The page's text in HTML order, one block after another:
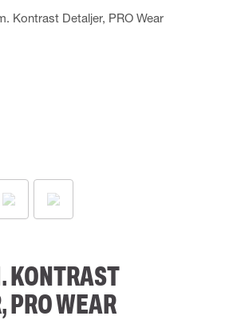
KONTRAST
PRO WEAR